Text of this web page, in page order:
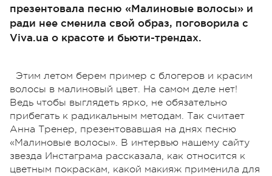
презентовала песню «Малиновые волосы» и
ради нее сменила свой образ, поговорила с
Viva.ua о красоте и бьюти-трендах.
Этим летом берем пример с блогеров и красим
волосы в малиновый цвет. На самом деле нет!
Ведь чтобы выглядеть ярко, не обязательно
прибегать к радикальным методам. Так считает
Анна Тренер, презентовавшая на днях песню
«Малиновые волосы». В интервью нашему сайту
звезда Инстаграма рассказала, как относится к
цветным покраскам, какой макияж применила для